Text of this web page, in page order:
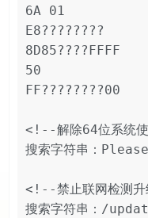
6A 01
E8????????
50
FF????????00
<!--解除64位系统
搜索字符串：
<!--禁止联网检测
搜索字符串：/